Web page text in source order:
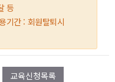
등
기간 : 회원탈퇴시
교육신청목록